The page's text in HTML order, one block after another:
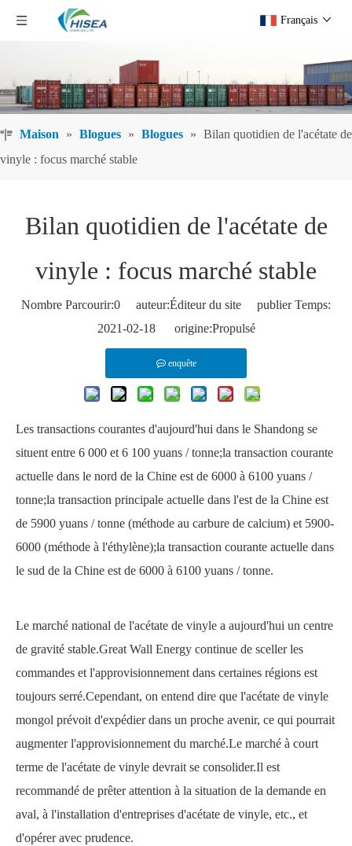
Français
Maison » Blogues » Blogues » Bilan quotidien de l'acétate de
vinyle : focus marché stable
Bilan quotidien de l'acétate de
vinyle : focus marché stable
Nombre Parcourir:0 auteur:Éditeur du site publier Temps:
2021-02-18 origine:Propulsé
enquête
Les transactions courantes d'aujourd'hui dans le Shandong se
situent entre 6 000 et 6 100 yuans / tonne;la transaction courante
actuelle dans le nord de la Chine est de 6000 à 6100 yuans /
tonne;la transaction principale actuelle dans l'est de la Chine est
de 5900 yuans / tonne (méthode au carbure de calcium) et 5900-
6000 (méthode à l'éthylène);la transaction courante actuelle dans
le sud de la Chine est de 6000 à 6100 yuans / tonne.
Le marché national de l'acétate de vinyle a aujourd'hui un centre
de gravité stable.Great Wall Energy continue de sceller les
commandes et l'approvisionnement dans certaines régions est
toujours serré.Cependant, on entend dire que l'acétate de vinyle
mongol prévoit d'expédier dans un proche avenir, ce qui pourrait
augmenter l'approvisionnement du marché.Le marché à court
terme de l'acétate de vinyle devrait se consolider.Il est
recommandé de prêter attention à la situation de la demande en
aval, à l'installation d'entreprises d'acétate de vinyle, etc., et
d'opérer avec prudence.